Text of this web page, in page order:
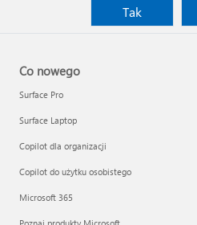
Tak
Co nowego
Surface Pro
Surface Laptop
Copilot dla organizacji
Copilot do użytku osobistego
Microsoft 365